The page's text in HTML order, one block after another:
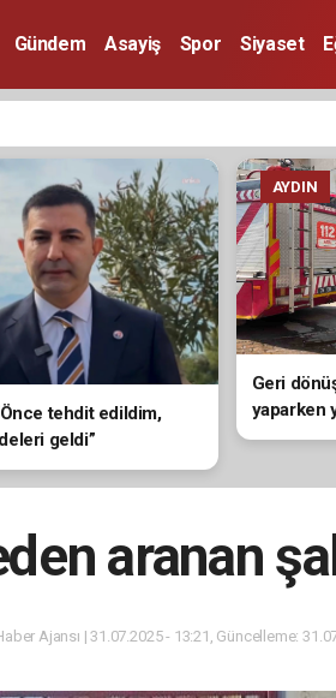
Gündem Asayiş Spor Siyaset
tehdit edildim,
geldi”
AYDIN
Geri
yaparken
aranan
Ajansı | 31.07.2025 - 13:21, Güncelleme: